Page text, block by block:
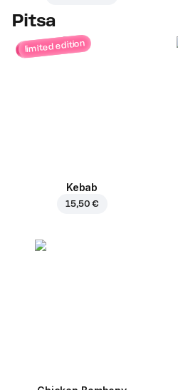
Pitsa
limited edition
Kebab
15,50 €